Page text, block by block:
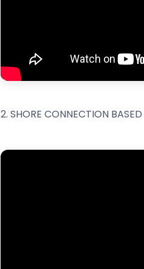
2. SHORE CONNECTION